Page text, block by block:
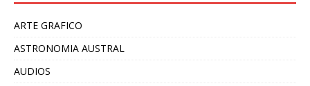
ARTE GRAFICO
ASTRONOMIA AUSTRAL
AUDIOS